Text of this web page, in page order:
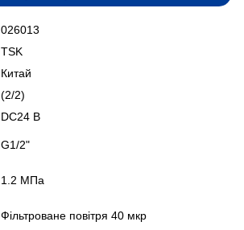
026013
TSK
Китай
(2/2)
DC24 В
G1/2"
1.2 MПа
Фільтроване повітря 40 мкр